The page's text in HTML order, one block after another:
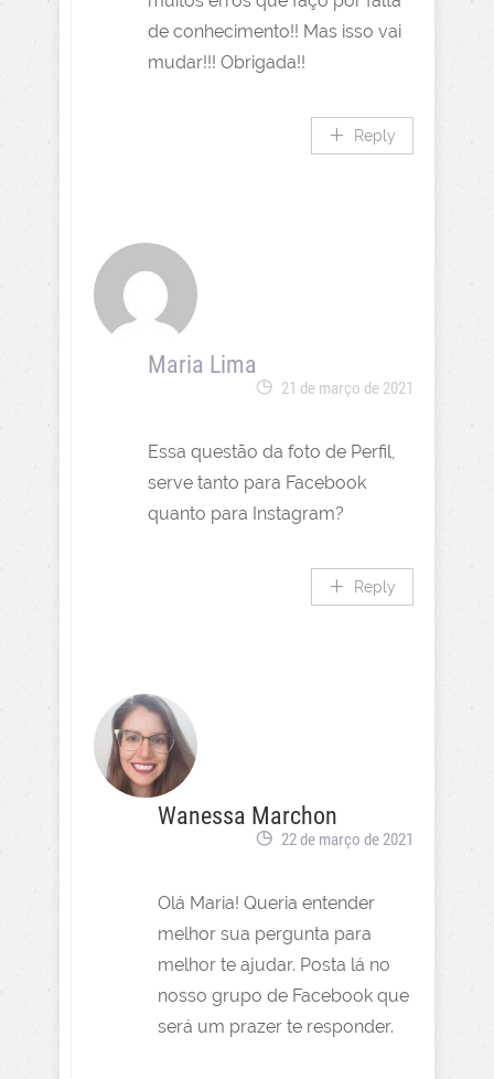
de conhecimento!! Mas isso vai
mudar!!! Obrigada!!
Reply
Maria Lima
21 de março de 2021
Essa questão da foto de Perfil,
serve tanto para Facebook
quanto para Instagram?
Reply
Wanessa Marchon
22 de março de 2021
Olá Maria! Queria entender
melhor sua pergunta para
melhor te ajudar. Posta lá no
nosso grupo de Facebook que
será um prazer te responder.